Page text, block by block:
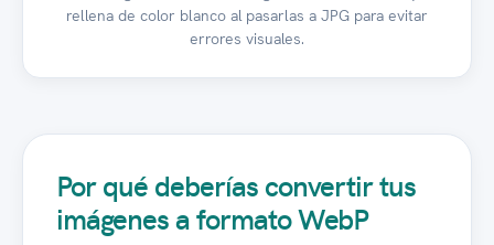
rellena de color blanco al pasarlas a JPG para evitar
errores visuales.
Por qué deberías convertir tus
imágenes a formato WebP